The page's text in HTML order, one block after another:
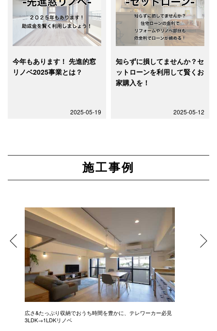
今年もあります！ 先進的窓
リノベ2025事業とは？
2025-05-19
知らずに損してませんか？セ
ットローンを利用して賢くお
家購入を！
2025-05-12
施工事例
広さ&たっぷり収納でおうち時間を豊かに、テレワーカー必見
3LDK→1LDKリノベ